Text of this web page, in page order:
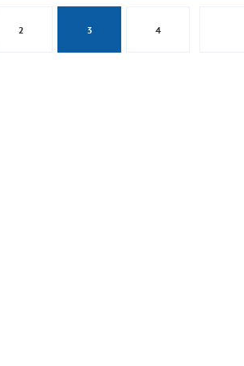
2 3 4